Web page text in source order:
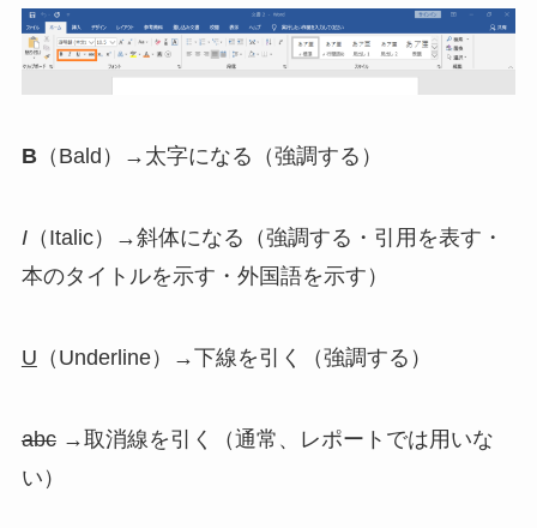
B（Bald）→太字になる（強調する）
I（Italic）→斜体になる（強調する・引用を表す・
本のタイトルを示す・外国語を示す）
U （Underline）→下線を引く（強調する）
abc→取消線を引く（通常、レポートでは用いな
い）